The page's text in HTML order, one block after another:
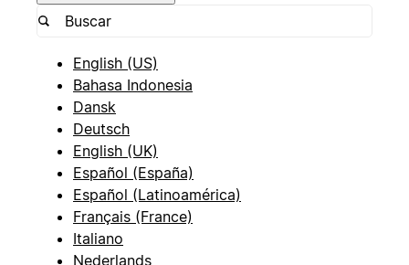
English (US)
Bahasa Indonesia
Dansk
Deutsch
English (UK)
Español (España)
Español (Latinoamérica)
Français (France)
Italiano
Nederlands